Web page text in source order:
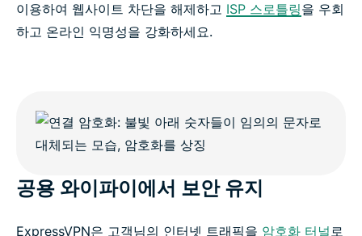
이용하여 웹사이트 차단을 해제하고 ISP 스로틀링을 우회
하고 온라인 익명성을 강화하세요.
공용 와이파이에서 보안 유지
ExpressVPN은 고객님의 인터넷 트래픽을 암호화 터널로